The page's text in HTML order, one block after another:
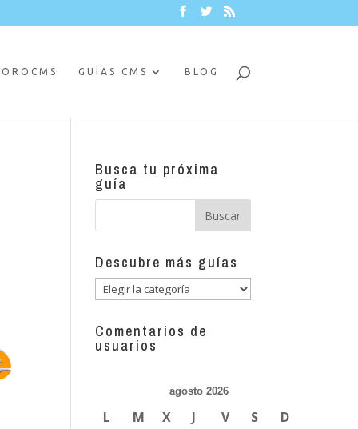
GUÍAS CMS BLOG
Busca tu próxima
guía
Descubre más guías
Descubre
guías
Comentarios de
usuarios
agosto 2026
L M X J V S D